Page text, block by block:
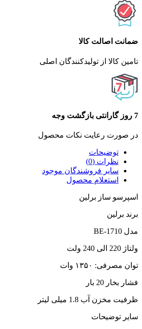
ضمانت اصالت کالا
تامین کالا از تولیدکنندگان اصلی
7 روز گارانتی بازگشت وجه
در صورت رعایت نکات محصول
توضیحات
نظرات (0)
سایر فروشندگان موجود
استعلام محصول
اسپرسو ساز برلین
برند برلین
مدل BE-1710
ولتاژ 220 الی 240 ولت
توان مصرفی: ۱۳۵۰ وات
فشار بخار 20 بار
ظرفیت مخزن آب 1.8 میلی لیتر
سایر توضیحات